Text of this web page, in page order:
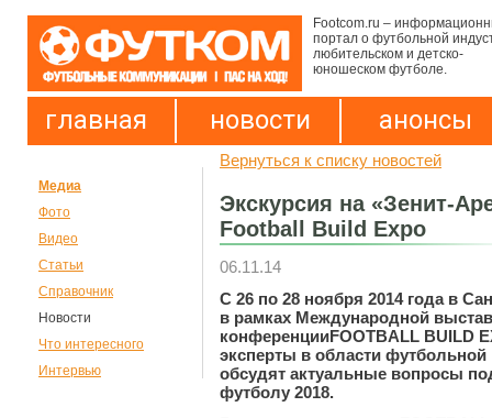
Footcom.ru –
портал о футбольной
любительском и детско-
юношеском футболе.
главная новости анонсы
Медиа
Фото
Видео
Статьи
Справочник
Новости
Что интересного
Интервью
Вернуться к списку новостей
Экскурсия на «Зенит-
Football Build Expo
06.11.14
С 26 по 28 ноября 2014 года в
в рамках Международной
конференцииFOOTBALL BUILD
эксперты в области футбольной
обсудят актуальные вопросы
футболу 2018.